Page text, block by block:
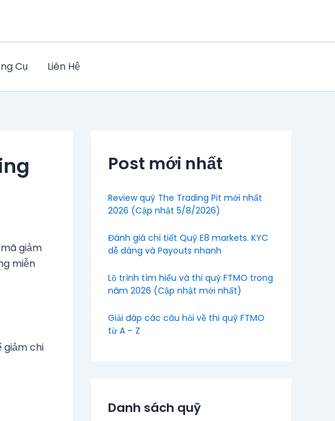
Cụ Liên Hệ
giảm
miễn
giảm chi
Post mới nhất
Review quỹ The Trading Pit mới nhất
2026 (Cập nhật 5/8/2026)
Đánh giá chi tiết Quỹ E8 markets. KYC
dễ dàng và Payouts nhanh
Lộ trình tìm hiểu và thi quỹ FTMO trong
năm 2026 (Cập nhật mới nhất)
Giải đáp các câu hỏi về thi quỹ FTMO
từ A – Z
Danh sách quỹ